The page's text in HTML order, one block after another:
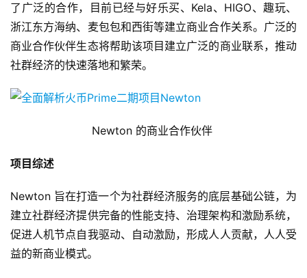
了广泛的合作，目前已经与好乐买、Kela、HIGO、趣玩、
浙江东方海纳、麦包包和西街等建立商业合作关系。广泛的
商业合作伙伴生态将帮助该项目建立广泛的商业联系，推动
社群经济的快速落地和繁荣。
Newton 的商业合作伙伴
项目综述
Newton 旨在打造一个为社群经济服务的底层基础公链，为
建立社群经济提供完备的性能支持、治理架构和激励系统，
促进人机节点自我驱动、自动激励，形成人人贡献，人人受
益的新商业模式。